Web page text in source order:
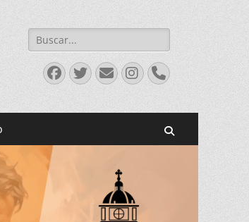
Buscar:
Facebook
Twitter
Correo
electrónico
Instagram
Teléfono